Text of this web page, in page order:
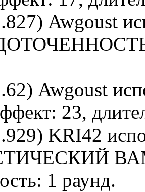
Awgoust
Awgoust
23,
KRI42
1 раунд.